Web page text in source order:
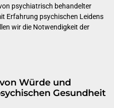
psychiatrisch behandelter
Erfahrung psychischen Leidens
wir die Notwendigkeit der
Würde und
Gesundheit